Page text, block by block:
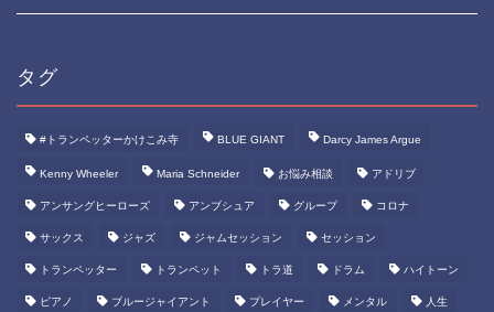
タグ
#トランペッターかけこみ寺 BLUE GIANT Darcy James Argue
Kenny Wheeler Maria Schneider お悩み相談 アドリブ
アンサングヒーローズ アンブシュア グループ コロナ
サックス ジャズ ジャムセッション セッション
トランペッター トランペット トラ道 ドラム ハイトーン
ピアノ ブルージャイアント プレイヤー メンタル 人生